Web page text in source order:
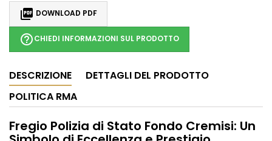
 DOWNLOAD PDF
help_outlineCHIEDI INFORMAZIONI SUL PRODOTTO
DESCRIZIONE
DETTAGLI DEL PRODOTTO
POLITICA RMA
Fregio Polizia di Stato Fondo Cremisi: Un